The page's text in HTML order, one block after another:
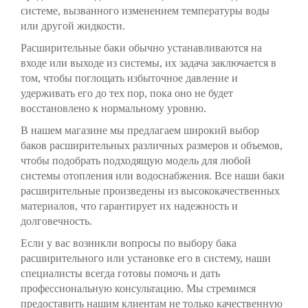
системе, вызванного изменением температуры воды
или другой жидкости.
Расширительные баки обычно устанавливаются на
входе или выходе из системы, их задача заключается в
том, чтобы поглощать избыточное давление и
удерживать его до тех пор, пока оно не будет
восстановлено к нормальному уровню.
В нашем магазине мы предлагаем широкий выбор
баков расширительных различных размеров и объемов,
чтобы подобрать подходящую модель для любой
системы отопления или водоснабжения. Все наши баки
расширительные произведены из высококачественных
материалов, что гарантирует их надежность и
долговечность.
Если у вас возникли вопросы по выбору бака
расширительного или установке его в систему, наши
специалисты всегда готовы помочь и дать
профессиональную консультацию. Мы стремимся
предоставить нашим клиентам не только качественную